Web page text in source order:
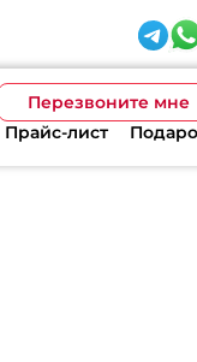
Перезвоните мне
Прайс-лист